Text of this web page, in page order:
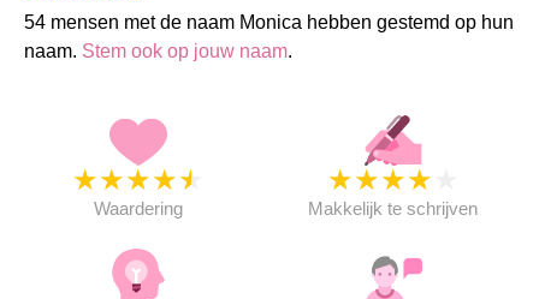
54 mensen met de naam Monica hebben gestemd op hun
naam. Stem ook op jouw naam.
★★★★★
Waardering
★★★★
Makkelijk te schrijven